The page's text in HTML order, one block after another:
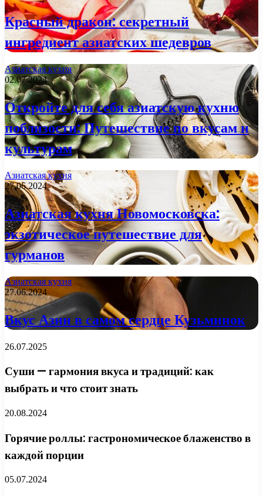
Красный дракон: секретный
ингредиент азиатских шедевров
Азиатская кухня
02.07.2024
Откройте для себя азиатскую кухню
поблизости: Путешествие по вкусам и
культурам
Азиатская кухня
27.06.2024
Азиатская кухня Новомосковска:
экзотическое путешествие для
гурманов
Азиатская кухня
27.06.2024
Вкус Азии в самом сердце Кузьминок
26.07.2025
Суши — гармония вкуса и традиций: как
выбрать и что стоит знать
20.08.2024
Горячие роллы: гастрономическое блаженство в
каждой порции
05.07.2024